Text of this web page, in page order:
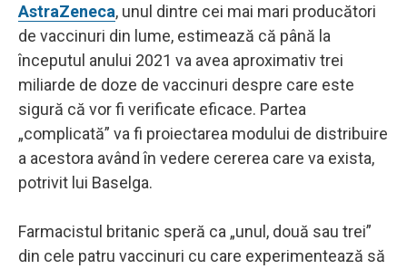
AstraZeneca, unul dintre cei mai mari producători
de vaccinuri din lume, estimează că până la
începutul anului 2021 va avea aproximativ trei
miliarde de doze de vaccinuri despre care este
sigură că vor fi verificate eficace. Partea
„complicată” va fi proiectarea modului de distribuire
a acestora având în vedere cererea care va exista,
potrivit lui Baselga.
Farmacistul britanic speră ca „unul, două sau trei”
din cele patru vaccinuri cu care experimentează să